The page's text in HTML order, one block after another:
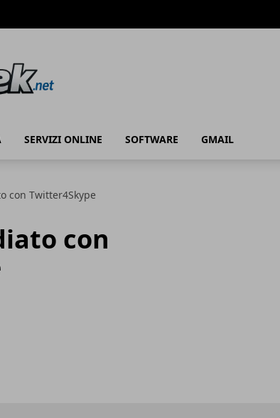
SERVIZI ONLINE SOFTWARE GMAIL
con Twitter4Skype
con